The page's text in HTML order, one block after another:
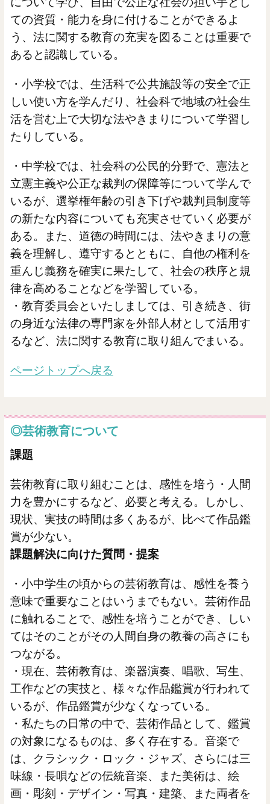
ての資質・能力を身に付けることができるよ
う、法に関する教育の充実を図ることは重要で
あると認識している。
・小学校では、生活科で公共施設等の安全で正
しい使い方を学んだり、社会科で地域の社会生
活を営む上で大切な法やきまりについて学習し
たりしている。
・中学校では、社会科の公民的分野で、憲法と
立憲主義や公正な裁判の保障等について学んで
いるが、選挙権年齢の引き下げや裁判員制度等
の新たな内容についても充実させていく必要が
ある。また、道徳の時間には、法やきまりの意
義を理解し、遵守するとともに、自他の権利を
重んじ義務を確実に果たして、社会の秩序と規
律を高めることなどを学習している。
・教育委員会といたしましては、引き続き、街
の身近な法律の専門家を外部人材として活用す
るなど、法に関する教育に取り組んでまいる。
ページトップへ戻る
◎芸術教育について
課題
芸術教育に取り組むことは、感性を培う・人間
力を豊かにするなど、必要と考える。しかし、
現状、実技の時間は多くあるが、比べて作品鑑
賞が少ない。
課題解決に向けた質問・提案
・小中学生の頃からの芸術教育は、感性を養う
意味で重要なことはいうまでもない。芸術作品
に触れることで、感性を培うことができ、しい
てはそのことがその人間自身の教養の高さにも
つながる。
・現在、芸術教育は、楽器演奏、唱歌、写生、
工作などの実技と、様々な作品鑑賞が行われて
いるが、作品鑑賞が少なくなっている。
・私たちの日常の中で、芸術作品として、鑑賞
の対象になるものは、多く存在する。音楽で
は、クラシック・ロック・ジャズ、さらには三
味線・長唄などの伝統音楽、また美術は、絵
画・彫刻・デザイン・写真・建築、また両者を